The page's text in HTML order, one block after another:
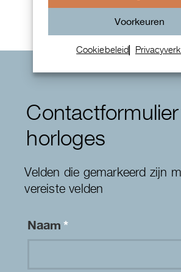
Voorkeuren
Cookiebeleid
Contactformulier
horloges
Velden die gemarkeerd zijn
vereiste velden
Naam*